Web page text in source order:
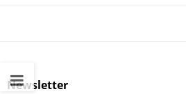
Newsletter